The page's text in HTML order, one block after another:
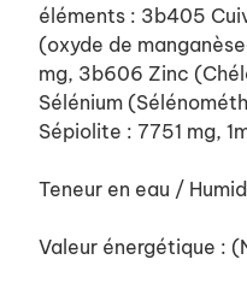
éléments : 3b405
(oxyde de
mg, 3b606 Zinc
Sélénium
Sépiolite : 7751 mg,
Teneur en eau /
Valeur énergétique :